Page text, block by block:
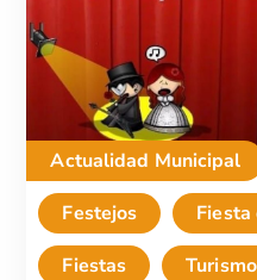
Actualidad Municipal
Festejos
Fiesta
Fiestas
Turismo